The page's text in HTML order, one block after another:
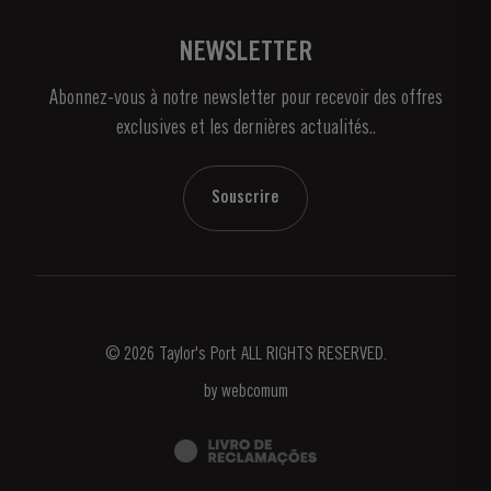
Nouvelles
NEWSLETTER
Abonnez-vous à notre newsletter pour recevoir des offres
exclusives et les dernières actualités..
Souscrire
© 2026 Taylor's Port ALL RIGHTS RESERVED.
by webcomum